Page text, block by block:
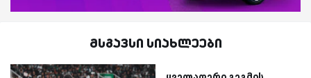
მსგავსი სიახლეები